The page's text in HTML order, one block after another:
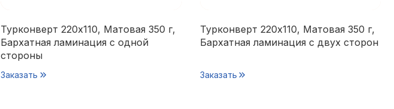
Турконверт 220х110, Матовая 350 г,
Бархатная ламинация с одной
стороны
Заказать
Турконверт 220х110, Матовая 350 г,
Бархатная ламинация с двух сторон
Заказать